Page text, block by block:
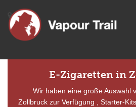
E-Zigaretten in
Wir haben eine große Auswahl
Zollbruck zur Verfügung , Starter-